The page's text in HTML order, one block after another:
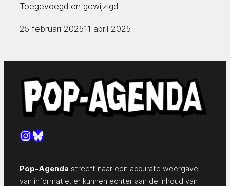
Toegevoegd en gewijzigd:
25 februari 202511 april 2025
Instagram
Bluesky
Pop-Agenda streeft naar een accurate weergave
van informatie, er kunnen echter aan de inhoud van